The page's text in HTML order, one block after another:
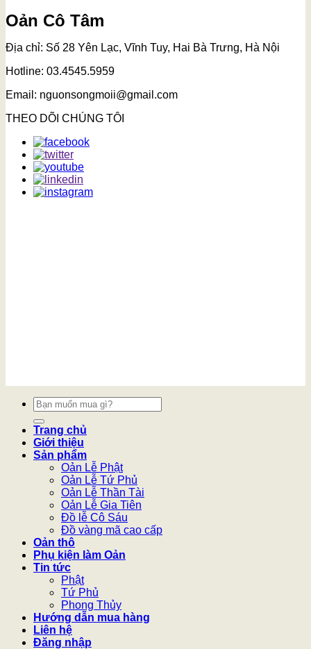
Oản Cô Tâm
Địa chỉ: Số 28 Yên Lạc, Vĩnh Tuy, Hai Bà Trưng, Hà Nội
Hotline: 03.4545.5959
Email: nguonsongmoii@gmail.com
THEO DÕI CHÚNG TÔI
Tìm
kiếm:
Trang chủ
Giới thiệu
Sản phẩm
Oản Lễ Phật
Oản Lễ Tứ Phủ
Oản Lễ Thần Tài
Oản Lễ Gia Tiên
Đồ lễ Cô Sáu
Đồ vàng mã cao cấp
Oản thô
Phụ kiện làm Oản
Tin tức
Phật
Tứ Phủ
Phong Thủy
Hướng dẫn mua hàng
Liên hệ
Đăng nhập